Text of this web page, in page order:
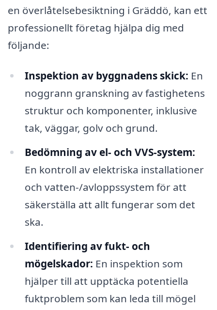
en överlåtelsebesiktning i Gräddö, kan ett
professionellt företag hjälpa dig med
följande:
Inspektion av byggnadens skick: En
noggrann granskning av fastighetens
struktur och komponenter, inklusive
tak, väggar, golv och grund.
Bedömning av el- och VVS-system:
En kontroll av elektriska installationer
och vatten-/avloppssystem för att
säkerställa att allt fungerar som det
ska.
Identifiering av fukt- och
mögelskador: En inspektion som
hjälper till att upptäcka potentiella
fuktproblem som kan leda till mögel